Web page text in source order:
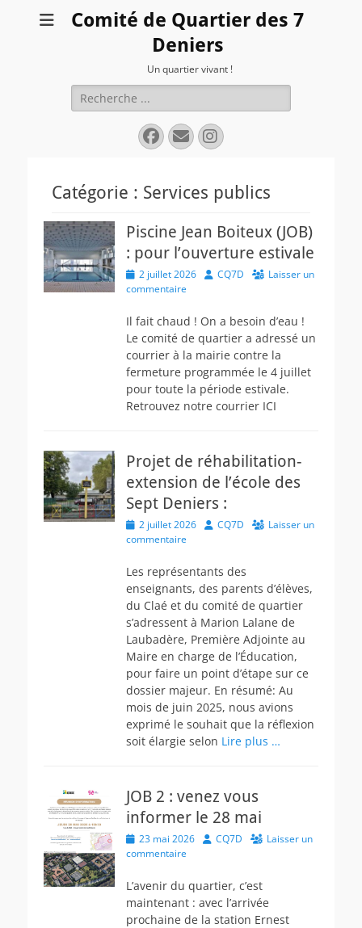
Comité de Quartier des 7
Deniers
Un quartier vivant !
Rechercher :
Facebook
E-
mail
Instagram
Catégorie : Services publics
Piscine Jean Boiteux (JOB)
: pour l’ouverture estivale
Posted
on
2 juillet 2026 Author
CQ7D
Laisser un
commentaire
Il fait chaud ! On a besoin d’eau !
Le comité de quartier a adressé un
courrier à la mairie contre la
fermeture programmée le 4 juillet
pour toute la période estivale.
Retrouvez notre courrier ICI
Projet de réhabilitation-
extension de l’école des
Sept Deniers :
Posted
on
2 juillet 2026 Author
CQ7D
Laisser un
commentaire
Les représentants des
enseignants, des parents d’élèves,
du Claé et du comité de quartier
s’adressent à Marion Lalane de
Laubadère, Première Adjointe au
Maire en charge de l’Éducation,
pour faire un point d’étape sur ce
dossier majeur. En résumé: Au
mois de juin 2025, nous avions
exprimé le souhait que la réflexion
soit élargie selon Lire plus …
JOB 2 : venez vous
informer le 28 mai
Posted
on
23 mai 2026 Author
CQ7D
Laisser un
commentaire
L’avenir du quartier, c’est
maintenant : avec l’arrivée
prochaine de la station Ernest